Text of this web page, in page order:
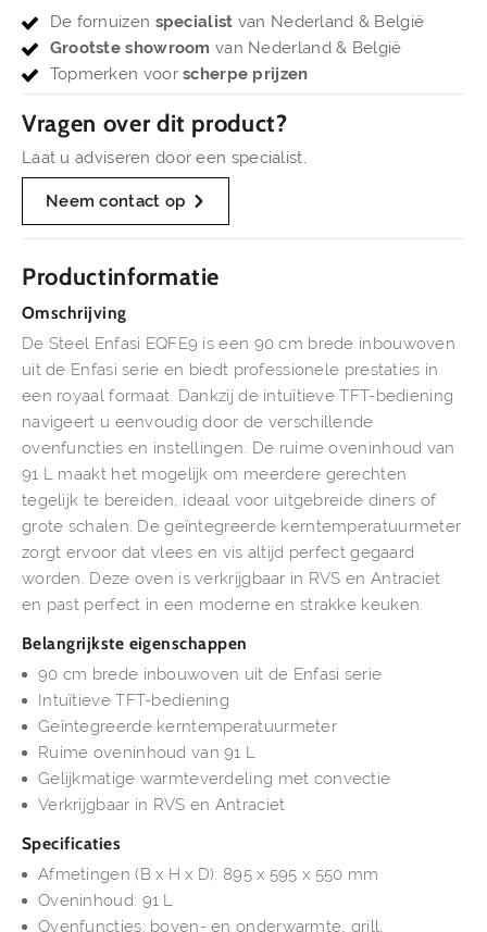
De fornuizen specialist van Nederland & België
Grootste showroom van Nederland & België
Topmerken voorscherpe prijzen
Vragen over dit product?
Laat u adviseren door een specialist.
Neem contact op
Productinformatie
Omschrijving
De Steel Enfasi EQFE9 is een 90 cm brede inbouwoven
uit de Enfasi serie en biedt professionele prestaties in
een royaal formaat. Dankzij de intuïtieve TFT-bediening
navigeert u eenvoudig door de verschillende
ovenfuncties en instellingen. De ruime oveninhoud van
91 L maakt het mogelijk om meerdere gerechten
tegelijk te bereiden, ideaal voor uitgebreide diners of
grote schalen. De geïntegreerde kerntemperatuurmeter
zorgt ervoor dat vlees en vis altijd perfect gegaard
worden. Deze oven is verkrijgbaar in RVS en Antraciet
en past perfect in een moderne en strakke keuken.
Belangrijkste eigenschappen
90 cm brede inbouwoven uit de Enfasi serie
Intuïtieve TFT-bediening
Geïntegreerde kerntemperatuurmeter
Ruime oveninhoud van 91 L
Gelijkmatige warmteverdeling met convectie
Verkrijgbaar in RVS en Antraciet
Specificaties
Afmetingen (B x H x D): 895 x 595 x 550 mm
Oveninhoud: 91 L
Ovenfuncties: boven- en onderwarmte, grill,